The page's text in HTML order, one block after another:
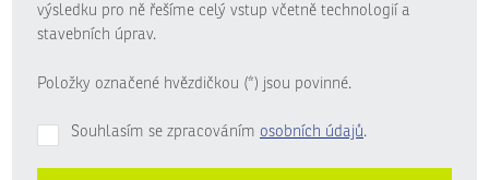
výsledku pro ně řešíme celý vstup včetně technologií a
stavebních úprav.
Položky označené hvězdičkou (*) jsou povinné.
Souhlasím se zpracováním osobních údajů.